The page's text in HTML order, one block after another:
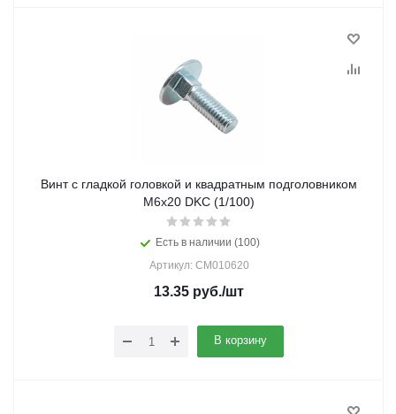
Винт с гладкой головкой и квадратным подголовником
М6х20 DKC (1/100)
Есть в наличии (100)
Артикул: CM010620
13.35 руб./шт
В корзину